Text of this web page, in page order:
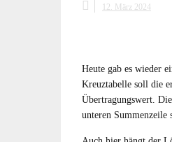
12. März 2024
Heute gab es wieder
Kreuztabelle soll die
Übertragungswert.
unteren Summenzeile